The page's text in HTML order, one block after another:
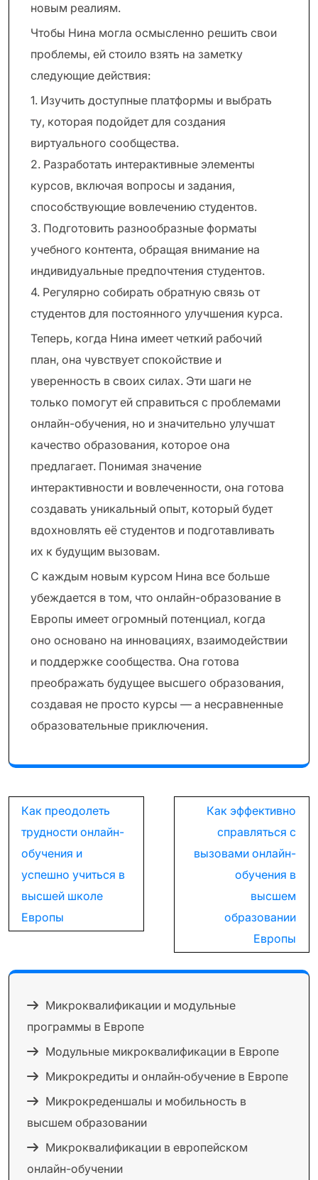
новым реалиям.
Чтобы Нина могла осмысленно решить свои
проблемы, ей стоило взять на заметку
следующие действия:
1. Изучить доступные платформы и выбрать
ту, которая подойдет для создания
виртуального сообщества.
2. Разработать интерактивные элементы
курсов, включая вопросы и задания,
способствующие вовлечению студентов.
3. Подготовить разнообразные форматы
учебного контента, обращая внимание на
индивидуальные предпочтения студентов.
4. Регулярно собирать обратную связь от
студентов для постоянного улучшения курса.
Теперь, когда Нина имеет четкий рабочий
план, она чувствует спокойствие и
уверенность в своих силах. Эти шаги не
только помогут ей справиться с проблемами
онлайн-обучения, но и значительно улучшат
качество образования, которое она
предлагает. Понимая значение
интерактивности и вовлеченности, она готова
создавать уникальный опыт, который будет
вдохновлять её студентов и подготавливать
их к будущим вызовам.
С каждым новым курсом Нина все больше
убеждается в том, что онлайн-образование в
Европы имеет огромный потенциал, когда
оно основано на инновациях, взаимодействии
и поддержке сообщества. Она готова
преображать будущее высшего образования,
создавая не просто курсы — а несравненные
образовательные приключения.
Навигация
по
записям
Как преодолеть
трудности онлайн-
обучения и
успешно учиться в
высшей школе
Европы
Как эффективно
справляться с
вызовами онлайн-
обучения в
высшем
образовании
Европы
Микроквалификации и модульные
программы в Европе
Модульные микроквалификации в Европе
Микрокредиты и онлайн‑обучение в Европе
Микрокреденшалы и мобильность в
высшем образовании
Микроквалификации в европейском
онлайн-обучении